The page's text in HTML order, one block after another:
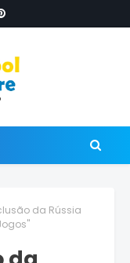
da Rússia